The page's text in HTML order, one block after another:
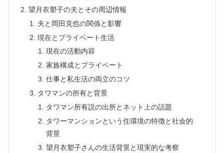
望月衣塑子の夫とその周辺情報
夫と岡田克也の関係と影響
現在とプライベート生活
現在の活動内容
家族構成とプライベート
仕事と私生活の両立のコツ
タワマンの所有と背景
タワマン所有説の出所とネット上の話題
タワーマンションという住環境の特徴と社会的
背景
望月衣塑子さんの生活背景と現実的な考察